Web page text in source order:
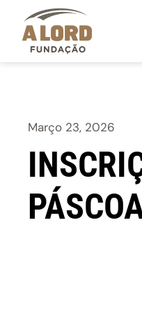
Março 23, 2026